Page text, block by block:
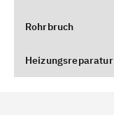
Rohrbruch
Heizungsreparatur